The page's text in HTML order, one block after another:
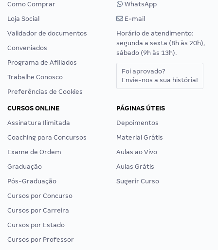
Como Comprar
Loja Social
Validador de documentos
Conveniados
Programa de Afiliados
Trabalhe Conosco
Preferências de Cookies
WhatsApp
E-mail
Horário de atendimento:
segunda a sexta (8h às 20h),
sábado (9h às 13h).
Foi aprovado?
Envie-nos a sua história!
CURSOS ONLINE
Assinatura Ilimitada
Coaching para Concursos
Exame de Ordem
Graduação
Pós-Graduação
Cursos por Concurso
Cursos por Carreira
Cursos por Estado
Cursos por Professor
PÁGINAS ÚTEIS
Depoimentos
Material Grátis
Aulas ao Vivo
Aulas Grátis
Sugerir Curso